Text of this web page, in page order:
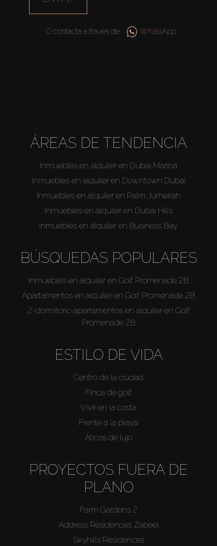
O contacta a través de WhatsApp
ÁREAS DE TENDENCIA
Inmuebles en alquiler en Dubai Marina
Inmuebles en alquiler en Downtown Dubai
Inmuebles en alquiler en Palm Jumeirah
Inmuebles en alquiler en Dubai Hills
Inmuebles en alquiler en Business Bay
BÚSQUEDAS POPULARES
Inmuebles en alquiler en Golf Promenade 2B
Apartamentos en alquiler en Golf Promenade 2B
2-dormitorio apartamentos en alquiler en Golf
Promenade 2B
ESTILO DE VIDA
Centro de la ciudad
Finca de golf
Vivir en la costa
Frente a la playa
Áticos de lujo
PROYECTOS FUERA DE
PLANO
Farm Gardens 2
Address Residences Zabeel
Skyhills Residences